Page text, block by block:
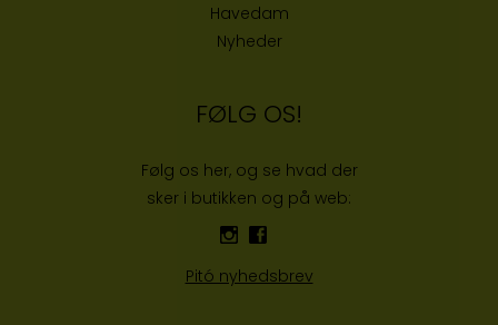
Havedam
Nyheder
FØLG OS!
Følg os her, og se hvad der
sker i butikken og på web:
Pitó nyhedsbrev